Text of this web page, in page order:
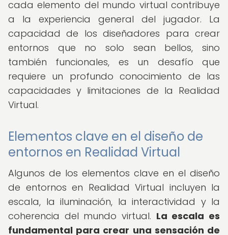
cada elemento del mundo virtual contribuye
a la experiencia general del jugador. La
capacidad de los diseñadores para crear
entornos que no solo sean bellos, sino
también funcionales, es un desafío que
requiere un profundo conocimiento de las
capacidades y limitaciones de la Realidad
Virtual.
Elementos clave en el diseño de
entornos en Realidad Virtual
Algunos de los elementos clave en el diseño
de entornos en Realidad Virtual incluyen la
escala, la iluminación, la interactividad y la
coherencia del mundo virtual. La escala es
fundamental para crear una sensación de